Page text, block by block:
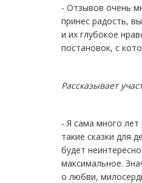
- Отзывов очень
принес радость,
и их глубокое
постановок, с
Рассказывает
- Я сама много
такие сказки для
будет
максимальное.
о любви,